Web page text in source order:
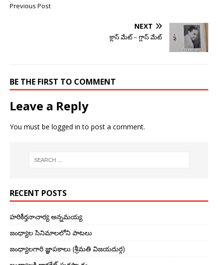
Previous Post
NEXT
క్లాస్ మేట్ – గ్లాస్ మేట్
BE THE FIRST TO COMMENT
Leave a Reply
You must be logged in to post a comment.
RECENT POSTS
హరికీర్తనాచార్య అన్నమయ్య
జంధ్యాల సినిమాలలోని పాటలు
జంధ్యాలగారి జ్ఞాపకాలు (శ్రీమతి విజయదుర్గ)